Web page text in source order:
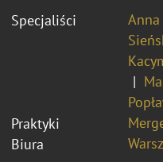
Specjaliści Anna
Praktyki
Biura